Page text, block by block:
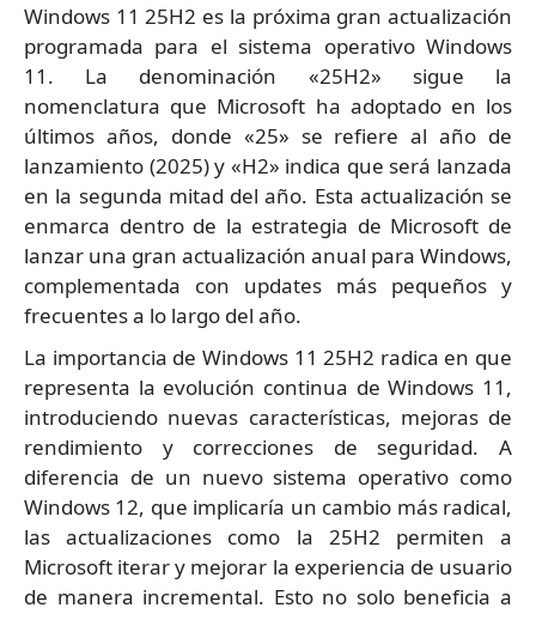
Windows 11 25H2 es la próxima gran actualización
programada para el sistema operativo Windows
11. La denominación «25H2» sigue la
nomenclatura que Microsoft ha adoptado en los
últimos años, donde «25» se refiere al año de
lanzamiento (2025) y «H2» indica que será lanzada
en la segunda mitad del año. Esta actualización se
enmarca dentro de la estrategia de Microsoft de
lanzar una gran actualización anual para Windows,
complementada con updates más pequeños y
frecuentes a lo largo del año.
La importancia de Windows 11 25H2 radica en que
representa la evolución continua de Windows 11,
introduciendo nuevas características, mejoras de
rendimiento y correcciones de seguridad. A
diferencia de un nuevo sistema operativo como
Windows 12, que implicaría un cambio más radical,
las actualizaciones como la 25H2 permiten a
Microsoft iterar y mejorar la experiencia de usuario
de manera incremental. Esto no solo beneficia a